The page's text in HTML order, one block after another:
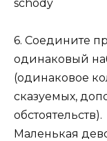
schody
6. Соедините
одинаковый
(одинаковое
сказуемых,
обстоятельств).
Маленькая